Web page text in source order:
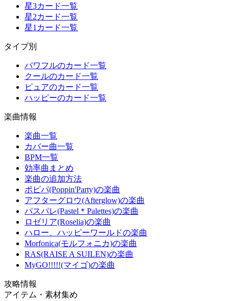
星3カード一覧
星2カード一覧
星1カード一覧
タイプ別
パワフルのカード一覧
クールのカード一覧
ピュアのカード一覧
ハッピーのカード一覧
楽曲情報
楽曲一覧
カバー曲一覧
BPM一覧
効率曲まとめ
楽曲の追加方法
ポピパ(Poppin'Party)の楽曲
アフターグロウ(Afterglow)の楽曲
パスパレ(Pastel＊Palettes)の楽曲
ロゼリア(Roselia)の楽曲
ハロー、ハッピーワールドの楽曲
Morfonica(モルフォニカ)の楽曲
RAS(RAISE A SUILEN)の楽曲
MyGO!!!!!(マイゴ)の楽曲
攻略情報
アイテム・素材集め